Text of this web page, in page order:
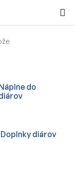
KOŠÍK
do
Doplnky diárov